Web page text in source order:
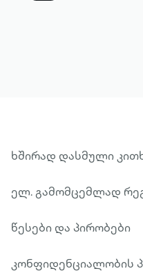
ხშირად დასმული
ელ. გამომცემლად
წესები და პირობები
კონფიდენციალობის